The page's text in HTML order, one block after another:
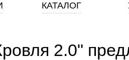
КАТАЛОГ
2.0"